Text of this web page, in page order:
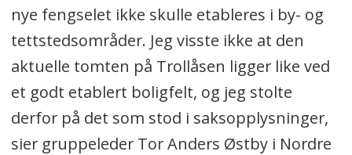
nye fengselet ikke skulle etableres i by- og
tettstedsområder. Jeg visste ikke at den
aktuelle tomten på Trollåsen ligger like ved
et godt etablert boligfelt, og jeg stolte
derfor på det som stod i saksopplysninger,
sier gruppeleder Tor Anders Østby i Nordre